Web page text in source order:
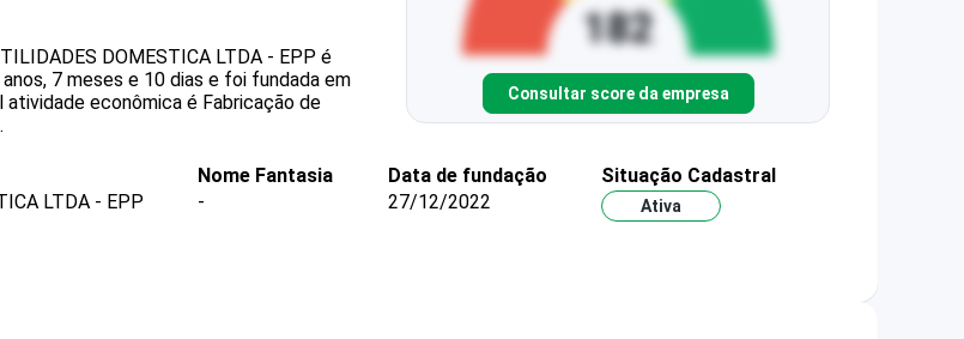
DOMESTICA LTDA - EPP é
anos, 7 meses e 10 dias e foi fundada em
atividade econômica é Fabricação de
Consultar score da empresa
LTDA - EPP
Nome Fantasia
-
Data de fundação
27/12/2022
Situação Cadastral
Ativa